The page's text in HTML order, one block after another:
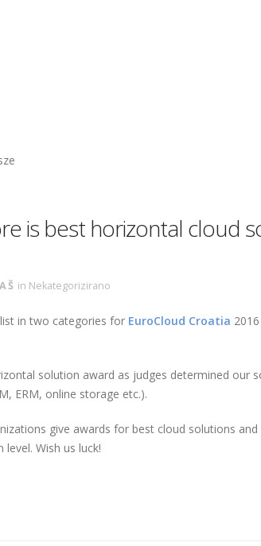
is best horizontal cloud
in Nekategorizirano
in two categories for EuroCloud Croatia
solution award as judges determined our
ERM, online storage etc.).
give awards for best cloud solutions
Wish us luck!